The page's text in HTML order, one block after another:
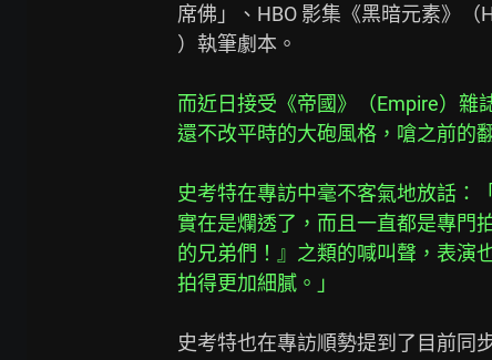
席佛」、HBO 影集《黑暗元素》
）執筆劇本。
而近日接受《帝國》（Empire）雜
還不改平時的大砲風格，嗆之前的
史考特在專訪中毫不客氣地放話：
實在是爛透了，而且一直都是專門
的兄弟們！』之類的喊叫聲，表演
拍得更加細膩。」
史考特也在專訪順勢提到了目前同